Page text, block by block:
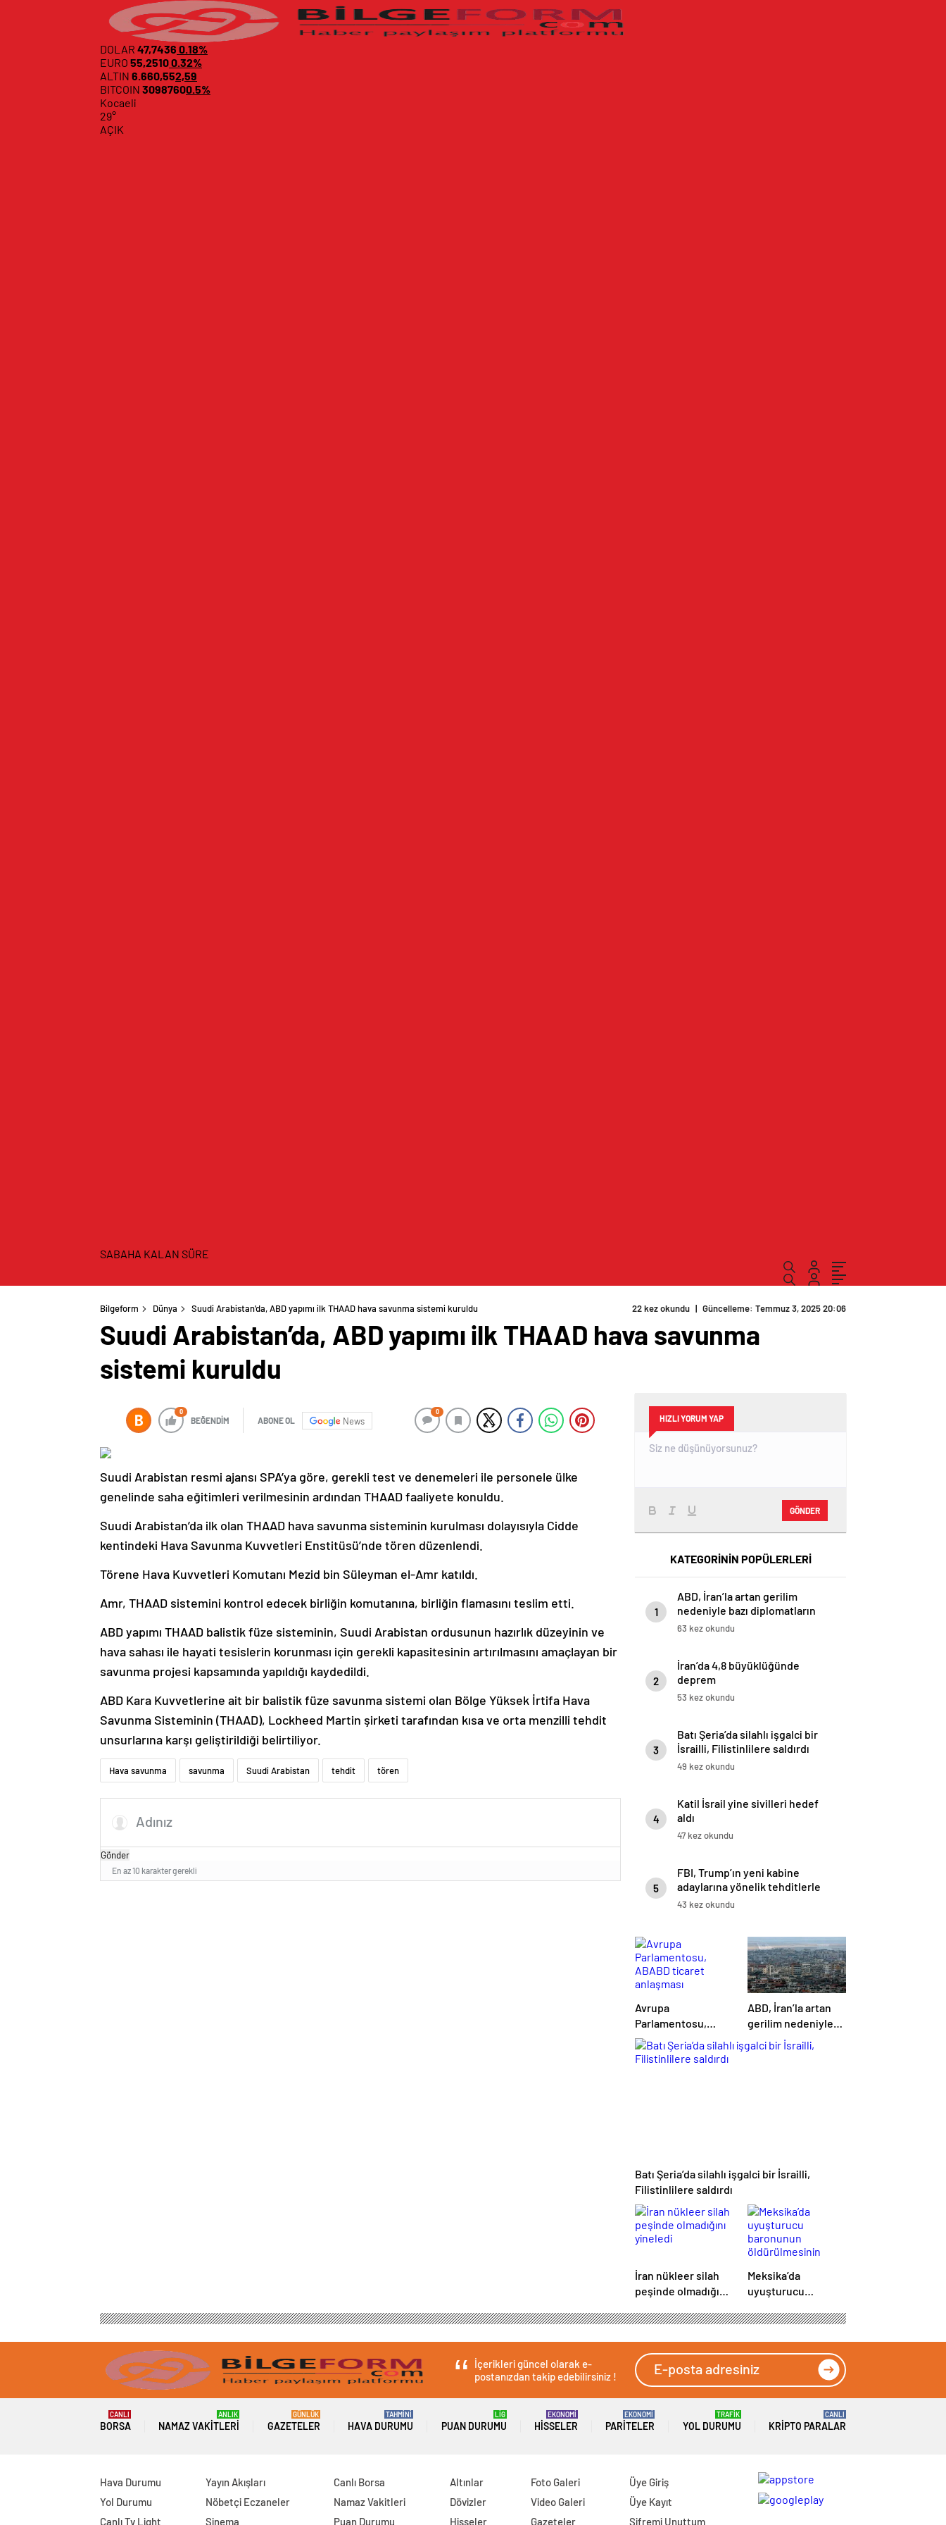
DOLAR 47,7436 0.18%
EURO 55,25100.32%
ALTIN 6.660,552,59
BITCOIN 30987600.5%
Kocaeli
29°
AÇIK
SABAHA KALAN SÜRE
Bilgeform Dünya Suudi Arabistan’da, ABD yapımı ilk THAAD hava savunma sistemi kuruldu 22 kez okundu | Güncelleme: Temmuz 3, 2025 20:06
Suudi Arabistan’da, ABD yapımı ilk THAAD hava savunma
sistemi kuruldu
0
BEĞENDİM ABONE OL News
0
Suudi Arabistan resmi ajansı SPA’ya göre, gerekli test ve denemeleri ile personele ülke
genelinde saha eğitimleri verilmesinin ardından THAAD faaliyete konuldu.
Suudi Arabistan’da ilk olan THAAD hava savunma sisteminin kurulması dolayısıyla Cidde
kentindeki Hava Savunma Kuvvetleri Enstitüsü’nde tören düzenlendi.
Törene Hava Kuvvetleri Komutanı Mezid bin Süleyman el-Amr katıldı.
Amr, THAAD sistemini kontrol edecek birliğin komutanına, birliğin flamasını teslim etti.
ABDyapımı THAAD balistik füze sisteminin, Suudi Arabistan ordusunun hazırlık düzeyinin ve
hava sahası ile hayati tesislerin korunması için gerekli kapasitesinin artırılmasını amaçlayan bir
savunma projesi kapsamında yapıldığı kaydedildi.
ABD Kara Kuvvetlerine ait bir balistik füze savunma sistemi olan Bölge Yüksek İrtifa Hava
Savunma Sisteminin (THAAD), Lockheed Martin şirketi tarafından kısa ve orta menzilli tehdit
unsurlarına karşı geliştirildiği belirtiliyor.
Hava savunma savunma Suudi Arabistan tehdit tören
Gönder
En az 10 karakter gerekli
HIZLI YORUM YAP
GÖNDER
KATEGORİNİN POPÜLERLERİ
1
ABD, İran’la artan gerilim
nedeniyle bazı diplomatların
Lübnan’ı terk etmesini istedi
63 kez okundu
2
İran’da 4,8 büyüklüğünde
deprem
53 kez okundu
3
Batı Şeria’da silahlı işgalci bir
İsrailli, Filistinlilere saldırdı
49 kez okundu
4
Katil İsrail yine sivilleri hedef
aldı
47 kez okundu
5
FBI, Trump’ın yeni kabine
adaylarına yönelik tehditlerle
ilgili açıklama yaptı
43 kez okundu
Avrupa
Parlamentosu,
ABABD ticaret
anlaşması
ABD, İran’la artan
gerilim nedeniyle
bazı diplomatların
Lübnan’ı terk
Batı Şeria’da silahlı işgalci bir İsrailli,
Filistinlilere saldırdı
İran nükleer silah
peşinde olmadığını
Meksika’da
uyuşturucu
öldürülmesinin
olaylarda 55 kişi
öldü
İçerikleri güncel olarak e-
postanızdan takip edebilirsiniz !
BORSA
CANLI
NAMAZ VAKITLERI
ANLIK
GAZETELER
GÜNLÜK
HAVA DURUMU
TAHMİNİ
PUAN DURUMU
LİG
HISSELER
EKONOMİ
PARITELER
EKONOMİ
YOL DURUMU
TRAFİK
KRIPTO PARALAR
CANLI
Hava Durumu
Yol Durumu
Canlı Tv Light
Yayın Akışları
Nöbetçi Eczaneler
Sinema
Canlı Borsa
Namaz Vakitleri
Puan Durumu
Altınlar
Dövizler
Hisseler
Foto Galeri
Video Galeri
Gazeteler
Üye Giriş
Üye Kayıt
Şifremi Unuttum